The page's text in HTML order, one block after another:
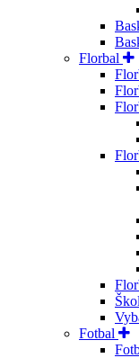
Florbal
Fotbal